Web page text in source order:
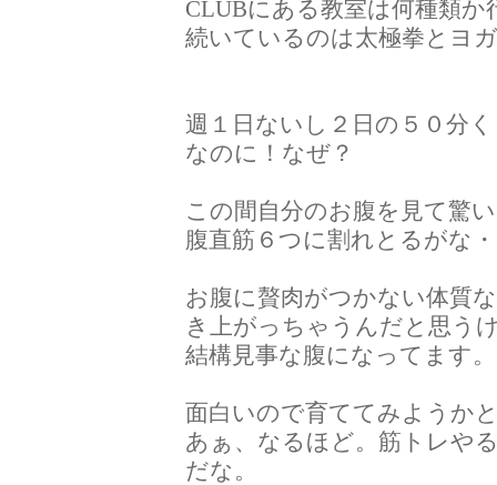
CLUBにある教室は何種類か
続いているのは太極拳とヨ
週１日ないし２日の５０分
なのに！なぜ？
この間自分のお腹を見て驚
腹直筋６つに割れとるがな
お腹に贅肉がつかない体質
き上がっちゃうんだと思う
結構見事な腹になってます。
面白いので育ててみようか
あぁ、なるほど。筋トレや
だな。